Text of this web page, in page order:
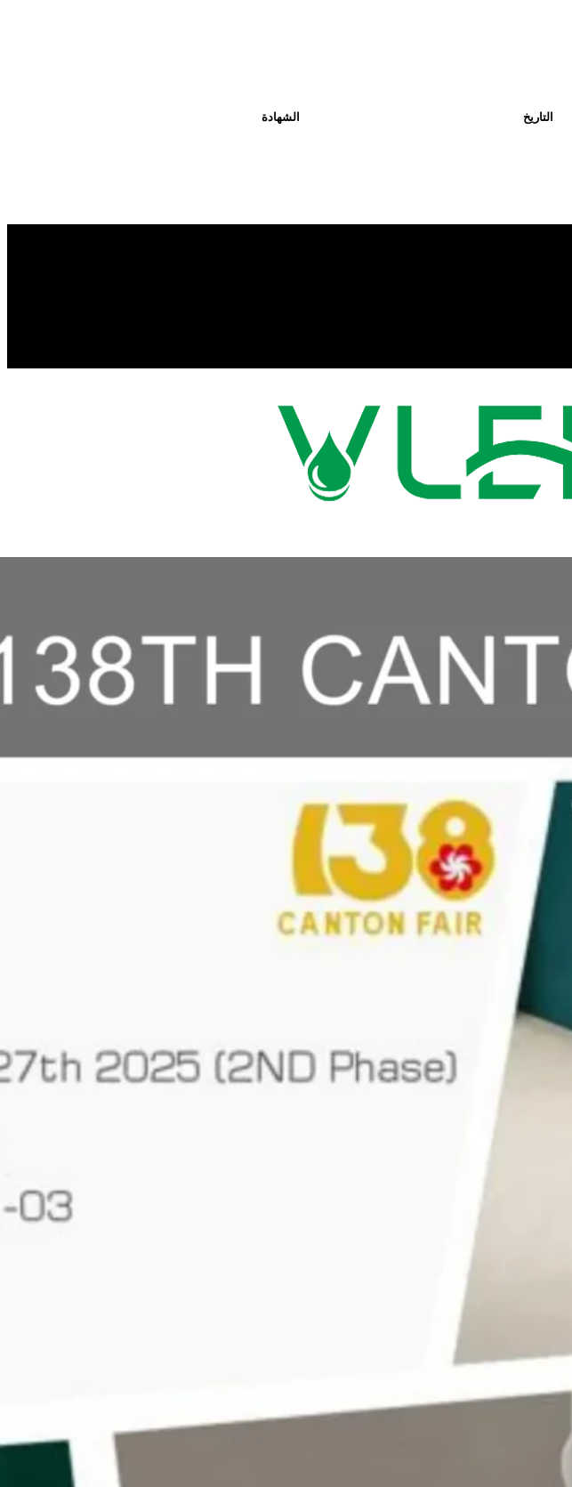
التاريخ الشهادة